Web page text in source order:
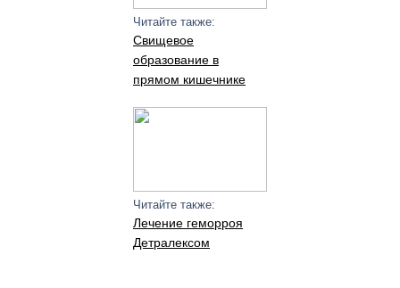
Читайте также:
Свищевое
образование в
прямом кишечнике
Читайте также:
Лечение геморроя
Детралексом